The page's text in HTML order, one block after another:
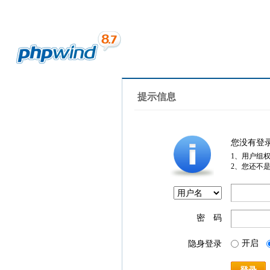
提示信息
您没有登
1、用户组
2、您还不
密 码
隐身登录 开启